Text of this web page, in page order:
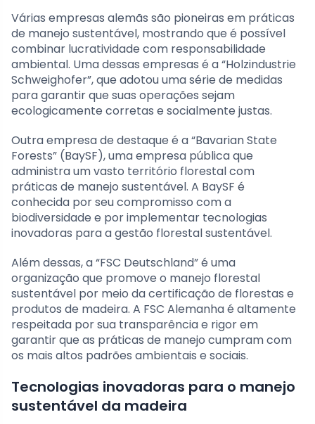
Várias empresas alemãs são pioneiras em práticas
de manejo sustentável, mostrando que é possível
combinar lucratividade com responsabilidade
ambiental. Uma dessas empresas é a “Holzindustrie
Schweighofer”, que adotou uma série de medidas
para garantir que suas operações sejam
ecologicamente corretas e socialmente justas.
Outra empresa de destaque é a “Bavarian State
Forests” (BaySF), uma empresa pública que
administra um vasto território florestal com
práticas de manejo sustentável. A BaySF é
conhecida por seu compromisso com a
biodiversidade e por implementar tecnologias
inovadoras para a gestão florestal sustentável.
Além dessas, a “FSC Deutschland” é uma
organização que promove o manejo florestal
sustentável por meio da certificação de florestas e
produtos de madeira. A FSC Alemanha é altamente
respeitada por sua transparência e rigor em
garantir que as práticas de manejo cumpram com
os mais altos padrões ambientais e sociais.
Tecnologias inovadoras para o manejo
sustentável da madeira